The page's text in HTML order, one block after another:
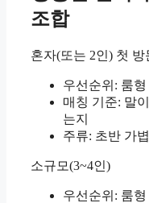
조합
혼자(또는 2인) 첫 방
우선순위: 룸
매칭 기준: 말
는지
주류: 초반 가
소규모(3~4인)
우선순위: 룸